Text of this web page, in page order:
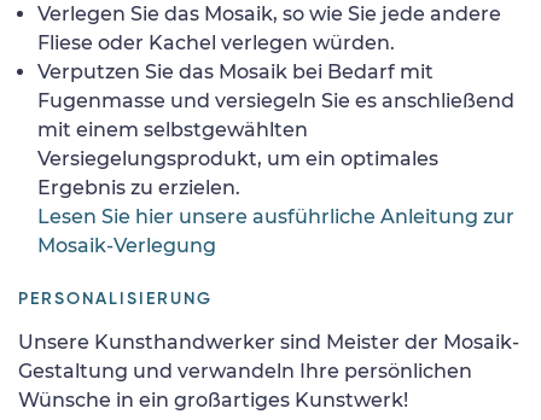
Verlegen Sie das Mosaik, so wie Sie jede andere
Fliese oder Kachel verlegen würden.
Verputzen Sie das Mosaik bei Bedarf mit
Fugenmasse und versiegeln Sie es anschließend
mit einem selbstgewählten
Versiegelungsprodukt, um ein optimales
Ergebnis zu erzielen.
Lesen Sie hier unsere ausführliche Anleitung zur
Mosaik-Verlegung
PERSONALISIERUNG
Unsere Kunsthandwerker sind Meister der Mosaik-
Gestaltung und verwandeln Ihre persönlichen
Wünsche in ein großartiges Kunstwerk!